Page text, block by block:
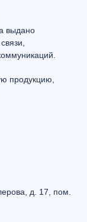
выдано
продукцию,
д. 17, пом.